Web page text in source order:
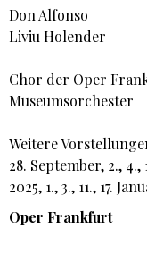
Don Alfonso
Liviu Holender
Chor der Oper
Museumsorchester
Weitere
28. September, 2., 4.,
2025, 1., 3., 11., 17.
Oper Frankfurt